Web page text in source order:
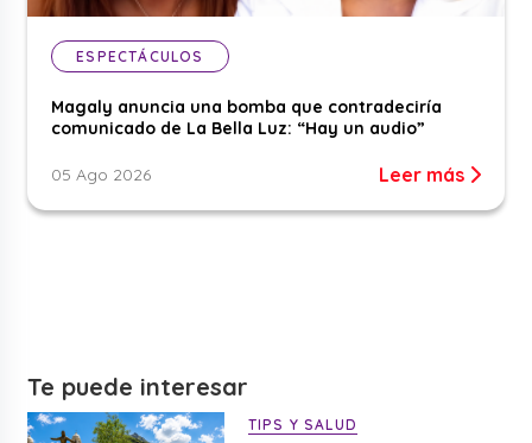
ESPECTÁCULOS
Magaly anuncia una bomba que contradeciría
comunicado de La Bella Luz: “Hay un audio”
05 Ago 2026 Leer más
Te puede interesar
TIPS Y SALUD